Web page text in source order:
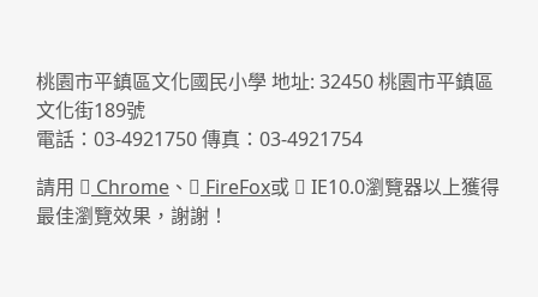
桃園市平鎮區文化國民小學 地址: 32450 桃園市平鎮區
文化街189號
電話：03-4921750 傳真：03-4921754
請用
Chrome 、 FireFox或
IE10.0瀏覽器以上獲得
最佳瀏覽效果，謝謝！